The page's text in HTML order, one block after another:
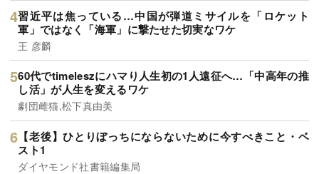
習近平は焦っている…中国が弾道ミサイルを「ロケット
軍」ではなく「海軍」に撃たせた切実なワケ
王 彦麟
60代でtimeleszにハマり人生初の1人遠征へ…「中高年の推
し活」が人生を変えるワケ
劇団雌猫,松下真由美
【老後】ひとりぼっちにならないために今すべきこと・ベ
スト1
ダイヤモンド社書籍編集局